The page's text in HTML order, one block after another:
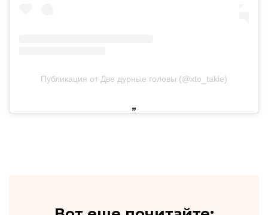
Публикация от Две дурные головы (@xto_takie)